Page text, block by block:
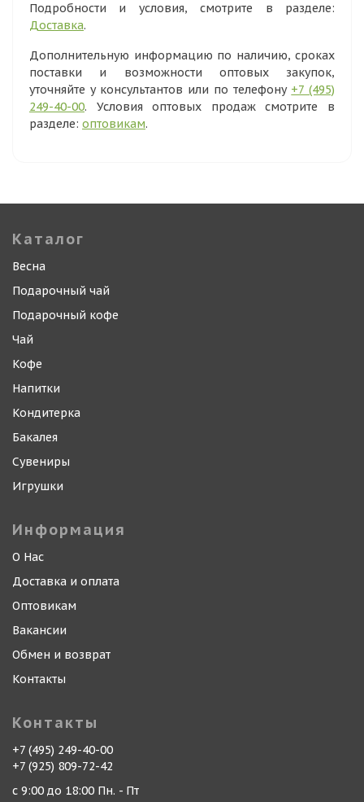
Подробности и условия, смотрите в разделе:
Доставка.
Дополнительную информацию по наличию, сроках
поставки и возможности оптовых закупок,
уточняйте у консультантов или по телефону +7 (495)
249-40-00. Условия оптовых продаж смотрите в
разделе: оптовикам.
Каталог
Весна
Подарочный чай
Подарочный кофе
Чай
Кофе
Напитки
Кондитерка
Бакалея
Сувениры
Игрушки
Информация
О Нас
Доставка и оплата
Оптовикам
Вакансии
Обмен и возврат
Контакты
Контакты
+7 (495) 249-40-00
+7 (925) 809-72-42
с 9:00 до 18:00 Пн. - Пт